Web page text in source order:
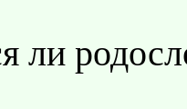
ли